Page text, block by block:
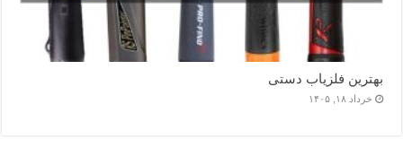
بهترین فلزیاب دستی
خرداد ۱۸, ۱۴۰۵